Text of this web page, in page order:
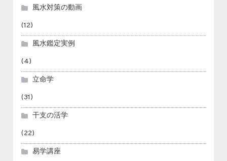
風水対策の動画
(12)
風水鑑定実例
(4)
立命学
(31)
干支の活学
(22)
易学講座